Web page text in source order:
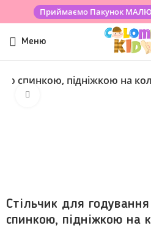
Приймаємо Пакунок
Меню
спинкою, підніжкою на
Стільчик для
спинкою, підніжкою на